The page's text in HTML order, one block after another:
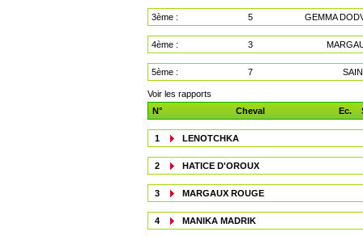
3ème : 5 GEMMA
4ème : 3
5ème : 7
Voir les rapports
N°
Cheval Ec.
1 LENOTCHKA
2 HATICE D'OROUX
3 MARGAUX ROUGE
4 MANIKA MADRIK